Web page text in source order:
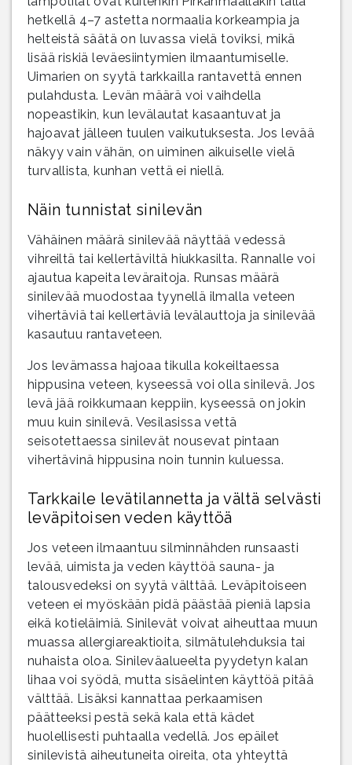
hetkellä 4–7 astetta normaalia korkeampia ja
helteistä säätä on luvassa vielä toviksi, mikä
lisää riskiä leväesiintymien ilmaantumiselle.
Uimarien on syytä tarkkailla rantavettä ennen
pulahdusta. Levän määrä voi vaihdella
nopeastikin, kun levälautat kasaantuvat ja
hajoavat jälleen tuulen vaikutuksesta. Jos levää
näkyy vain vähän, on uiminen aikuiselle vielä
turvallista, kunhan vettä ei niellä.
Näin tunnistat sinilevän
Vähäinen määrä sinilevää näyttää vedessä
vihreiltä tai kellertäviltä hiukkasilta. Rannalle voi
ajautua kapeita leväraitoja. Runsas määrä
sinilevää muodostaa tyynellä ilmalla veteen
vihertäviä tai kellertäviä levälauttoja ja sinilevää
kasautuu rantaveteen.
Jos levämassa hajoaa tikulla kokeiltaessa
hippusina veteen, kyseessä voi olla sinilevä. Jos
levä jää roikkumaan keppiin, kyseessä on jokin
muu kuin sinilevä. Vesilasissa vettä
seisotettaessa sinilevät nousevat pintaan
vihertävinä hippusina noin tunnin kuluessa.
Tarkkaile levätilannetta ja vältä selvästi
leväpitoisen veden käyttöä
Jos veteen ilmaantuu silminnähden runsaasti
levää, uimista ja veden käyttöä sauna- ja
talousvedeksi on syytä välttää. Leväpitoiseen
veteen ei myöskään pidä päästää pieniä lapsia
eikä kotieläimiä. Sinilevät voivat aiheuttaa muun
muassa allergiareaktioita, silmätulehduksia tai
nuhaista oloa. Sinileväalueelta pyydetyn kalan
lihaa voi syödä, mutta sisäelinten käyttöä pitää
välttää. Lisäksi kannattaa perkaamisen
päätteeksi pestä sekä kala että kädet
huolellisesti puhtaalla vedellä. Jos epäilet
sinilevistä aiheutuneita oireita, ota yhteyttä